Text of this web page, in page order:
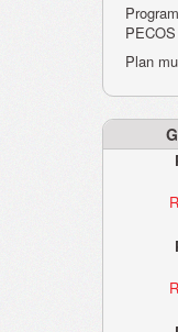
PECOS
Plan